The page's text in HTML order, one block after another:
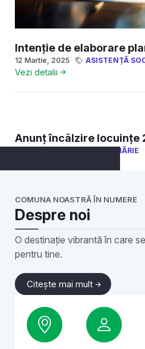
Intenție de elaborare
12 Martie, 2025 ASISTENȚĂ
Vezi detalii
Anunț încălzire locuințe
PRIMĂRIE
COMUNA NOASTRĂ ÎN NUMERE
Despre noi
O destinație vibrantă în care
pentru tine.
Citește mai mult